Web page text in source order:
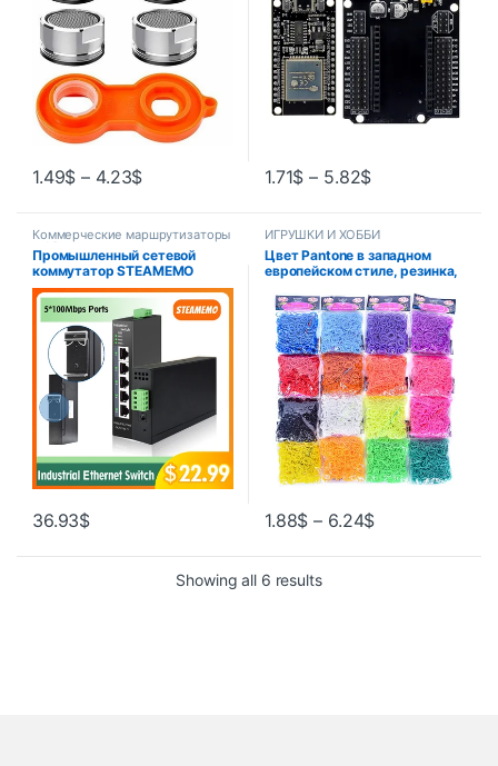
1.49$ – 4.23$ 1.71$ – 5.82$
Коммерческие маршрутизаторы
и AP
Промышленный сетевой
коммутатор STEAMEMO
Ethernet с 5 портами 10/100
Мбит/с Base-T
Промышленный сетевой
коммутатор DIN IP40
36.93$
ИГРУШКИ И ХОББИ
Цвет Pantone в западном
европейском стиле, резинка,
браслеты, ткацкие ленты,
искусство и ремесла,
игрушки «сделай сам»
1.88$ – 6.24$
Showing all 6 results